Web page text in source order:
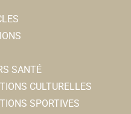
SANTÉ
CULTURELLES
SPORTIVES